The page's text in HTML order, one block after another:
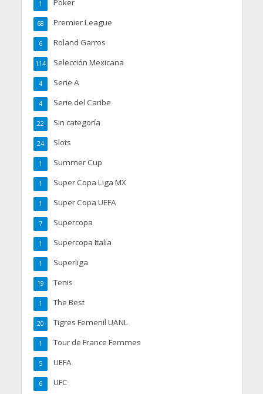
1
Premier League
68
Roland Garros
6
Selección Mexicana
114
Serie A
4
Serie del Caribe
4
Sin categoría
22
Slots
24
Summer Cup
1
Super Copa Liga MX
1
Super Copa UEFA
1
Supercopa
7
Supercopa Italia
1
Superliga
1
Tenis
19
The Best
1
Tigres Femenil UANL
20
Tour de France Femmes
1
UEFA
5
UFC
6